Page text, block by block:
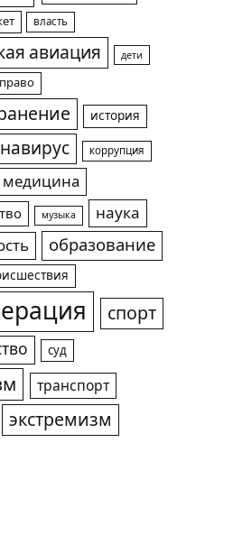
власть
авиация дети
история
коррупция
медицина
музыка
наука
образование
спорт
суд
транспорт
экстремизм